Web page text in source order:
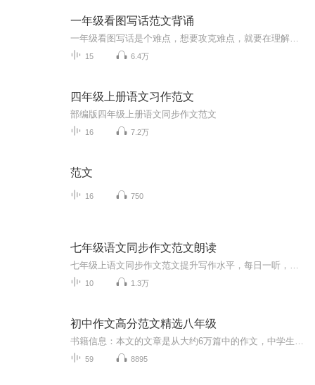
一年级看图写话范文背诵
15 6.4万
四年级上册语文习作范文
部编版四年级上册语文同步作文范文
16 7.2万
范文
16 750
七年级语文同步作文范文朗读
10 1.3万
初中作文高分范文精选八年级
59 8895